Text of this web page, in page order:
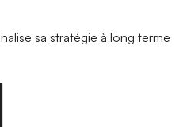
sa stratégie à long terme